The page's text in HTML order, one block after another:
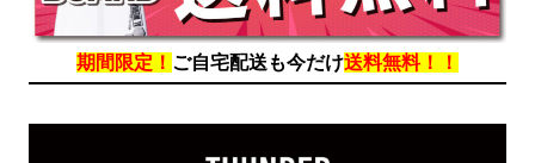
期間限定！ ご自宅配送も今だけ送料無料！！